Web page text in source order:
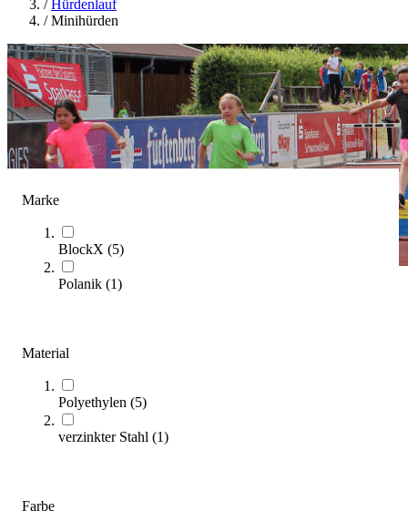
Marke
BlockX (5)
Polanik (1)
Material
Polyethylen (5)
verzinkter Stahl (1)
Farbe
/ Hürdenlauf
/ Minihürden
Minihürden sind ein vielseitiges Trainingsgerät in der
Leichtathletik: Mit unserem umfassenden Ratgeber finden Sie die
ideale Minihürde für Ihre Sportstätte. Optimieren Sie jetzt Ihr
Training!